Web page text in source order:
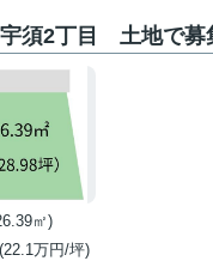
須2丁目 土地で募
㎡)
万円/坪)